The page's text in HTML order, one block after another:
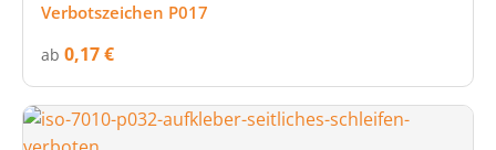
Verbotszeichen P017
ab 0,17 €